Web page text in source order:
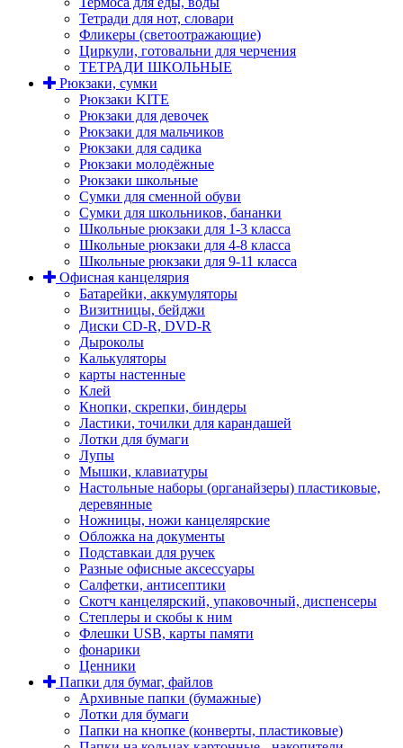
Тетради для нот, словари
Фликеры (светоотражающие)
Циркули, готовальни для черчения
ТЕТРАДИ ШКОЛЬНЫЕ
Рюкзаки, сумки
Рюкзаки KITE
Рюкзаки для девочек
Рюкзаки для мальчиков
Рюкзаки для садика
Рюкзаки молодёжные
Рюкзаки школьные
Сумки для сменной обуви
Сумки для школьников, бананки
Школьные рюкзаки для 1-3 класса
Школьные рюкзаки для 4-8 класса
Школьные рюкзаки для 9-11 класса
Офисная канцелярия
Батарейки, аккумуляторы
Визитницы, бейджи
Диски CD-R, DVD-R
Дыроколы
Калькуляторы
карты настенные
Клей
Кнопки, скрепки, биндеры
Ластики, точилки для карандашей
Лотки для бумаги
Лупы
Мышки, клавиатуры
Настольные наборы (органайзеры) пластиковые,
деревянные
Ножницы, ножи канцелярские
Обложка на документы
Подставкаи для ручек
Разные офисные аксессуары
Салфетки, антисептики
Скотч канцелярский, упаковочный, диспенсеры
Степлеры и скобы к ним
Флешки USB, карты памяти
фонарики
Ценники
Папки для бумаг, файлов
Архивные папки (бумажные)
Лотки для бумаги
Папки на кнопке (конверты, пластиковые)